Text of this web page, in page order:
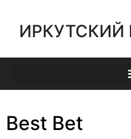
ИРКУТСКИЙ
Best Bet